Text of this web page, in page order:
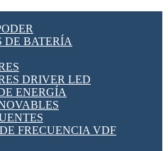
DE CABLE
IOT
DE BATERÍA
DRIVER LED
ENERGÍA
FRECUENCIA VDF